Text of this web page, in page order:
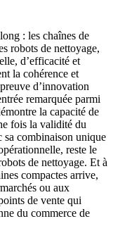
: les chaînes de
robots de nettoyage,
d’efficacité et
la cohérence et
d’innovation
remarquée parmi
la capacité de
fois la validité du
sa combinaison unique
reste le
de nettoyage. Et à
compactes arrive,
ou aux
de vente qui
du commerce de